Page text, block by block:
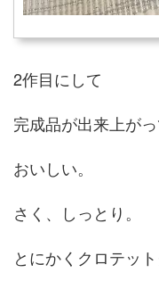
2作目にして
完成品が出来上が
おいしい。
さく、しっとり。
とにかくクロテッ